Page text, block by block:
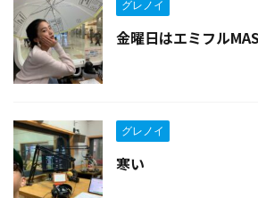
グレノイ
金曜日はエミフル
グレノイ
寒い